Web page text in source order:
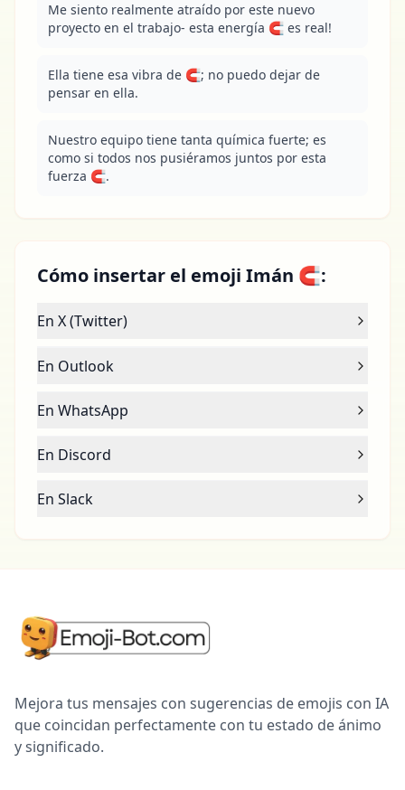
Me siento realmente atraído por este nuevo
proyecto en el trabajo- esta energía 🧲 es real!
Ella tiene esa vibra de 🧲; no puedo dejar de
pensar en ella.
Nuestro equipo tiene tanta química fuerte; es
como si todos nos pusiéramos juntos por esta
fuerza 🧲.
Cómo insertar el emoji Imán 🧲:
En X (Twitter)
En Outlook
En WhatsApp
En Discord
En Slack
Mejora tus mensajes con sugerencias de emojis con IA
que coincidan perfectamente con tu estado de ánimo
y significado.